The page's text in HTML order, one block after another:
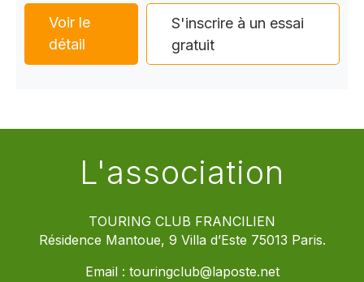
Voir le
détail
S'inscrire à un essai
gratuit
L'association
TOURING CLUB FRANCILIEN
Résidence Mantoue, 9 Villa d’Este 75013 Paris.
Email : touringclub@laposte.net